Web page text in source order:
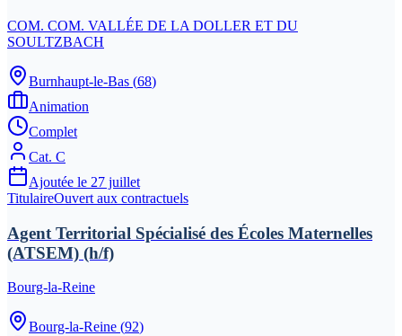
COM. COM. VALLÉE DE LA DOLLER ET DU
SOULTZBACH
Burnhaupt-le-Bas (68)
Animation
Complet
Cat. C
Ajoutée le 27 juillet
TitulaireOuvert aux contractuels
Agent Territorial Spécialisé des Écoles Maternelles
(ATSEM) (h/f)
Bourg-la-Reine
Bourg-la-Reine (92)